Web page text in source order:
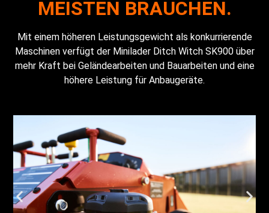
MEISTEN BRAUCHEN.
Mit einem höheren Leistungsgewicht als konkurrierende
Maschinen verfügt der Minilader Ditch Witch SK900 über
mehr Kraft bei Geländearbeiten und Bauarbeiten und eine
höhere Leistung für Anbaugeräte.